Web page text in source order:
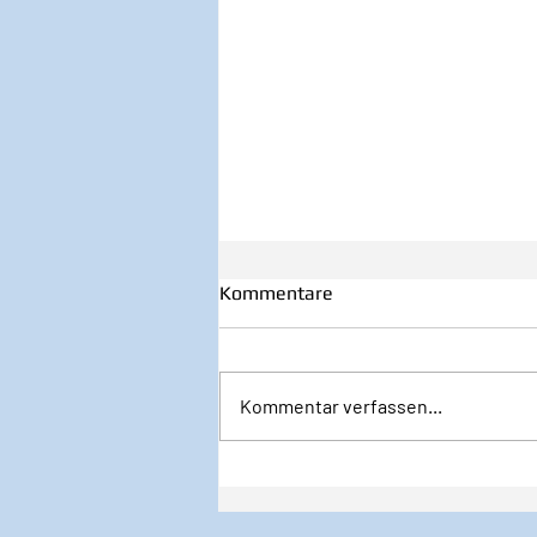
Kommentare
Kommentar verfassen...